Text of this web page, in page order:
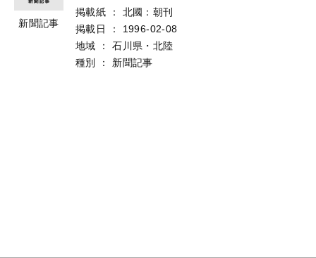
新聞記事
掲載紙 ：
北國：朝刊
掲載日
：
1996-02-08
地域
：
石川県・北陸
種別
： 新聞記事